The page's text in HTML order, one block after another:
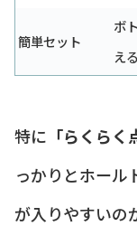
簡単セット
ボ
える
特に 「らくらく
っかりとホール
が入りやすいの